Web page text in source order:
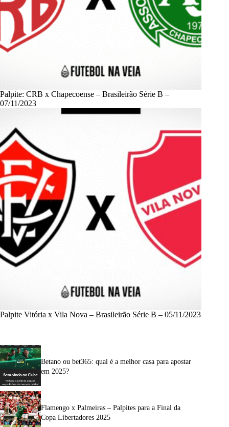
Palpite: CRB x Chapecoense – Brasileirão Série B –
07/11/2023
Palpite Vitória x Vila Nova – Brasileirão Série B – 05/11/2023
Betano ou bet365: qual é a melhor casa para apostar
em 2025?
Flamengo x Palmeiras – Palpites para a Final da
Copa Libertadores 2025